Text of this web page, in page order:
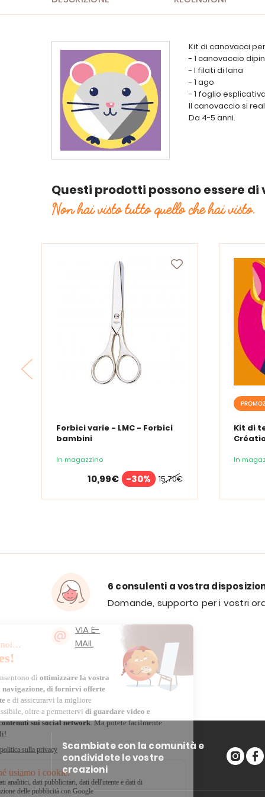
Kit di canovacci
- 1 canovaccio
- I filati di lana
- 1 ago
- 1 foglio esplicativa
Il canovaccio si
Da 4-5 anni.
Questi prodotti possono essere
Non hai visto tutto quello che hai visto.
Forbici varie - LMC - Forbici
bambini
In magazzino
15,70€
10,99€ -30%
Kit di
In
6 consulenti a vostra
Domande, supporto per i vostri
VIA E-
MAIL
Scambiate con la comunità e
condividete le vostre
creazioni